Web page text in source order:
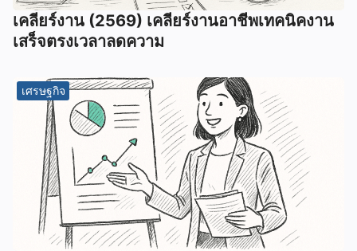
เคลียร์งาน (2569) เคลียร์งานอาชีพเทคนิคงาน
เสร็จตรงเวลาลดความ
เศรษฐกิจ